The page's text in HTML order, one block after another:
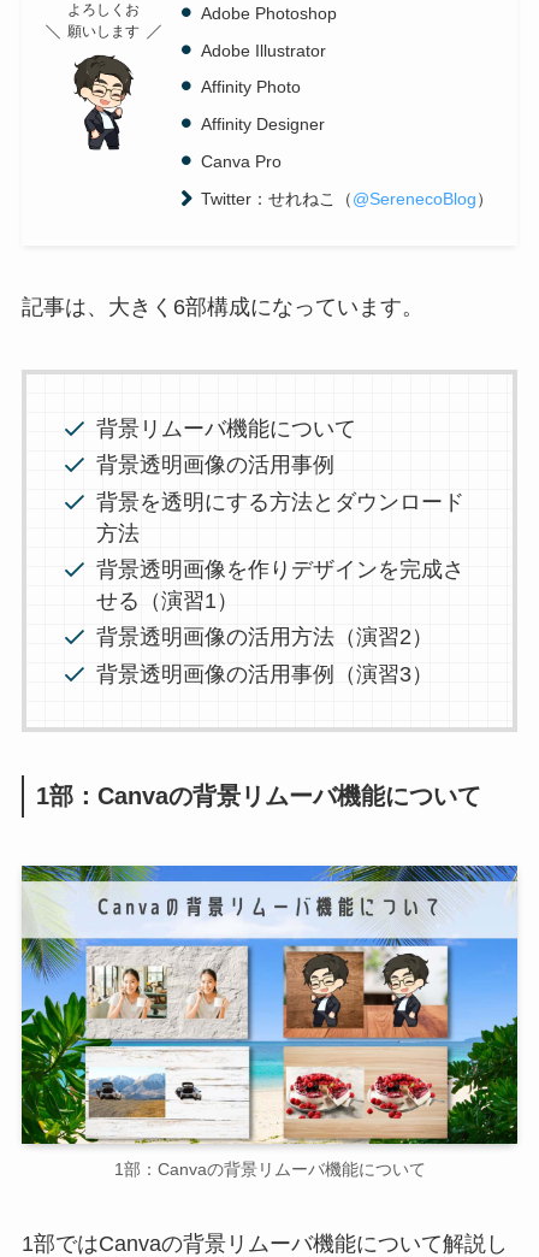
Adobe Photoshop
Adobe Illustrator
Affinity Photo
Affinity Designer
Canva Pro
Twitter：せれねこ（@SerenecoBlog）
よろしくお
願いします
記事は、大きく6部構成になっています。
背景リムーバ機能について
背景透明画像の活用事例
背景を透明にする方法とダウンロード
方法
背景透明画像を作りデザインを完成さ
せる（演習1）
背景透明画像の活用方法（演習2）
背景透明画像の活用事例（演習3）
1部：Canvaの背景リムーバ機能について
1部：Canvaの背景リムーバ機能について
1部ではCanvaの背景リムーバ機能について解説し